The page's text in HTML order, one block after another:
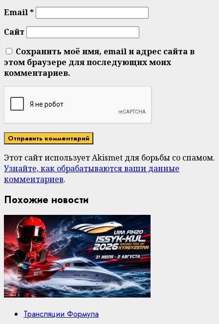
Email*
Сайт
Сохранить моё имя, email и адрес сайта в
этом браузере для последующих моих
комментариев.
Этот сайт использует Akismet для борьбы со спамом.
Узнайте, как обрабатываются ваши данные
комментариев.
Похожие новости
Трансляции Формула